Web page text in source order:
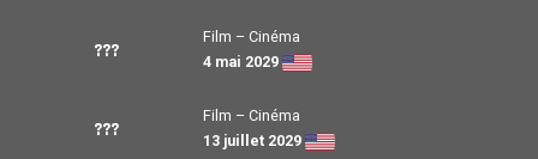
???
Film – Cinéma
4 mai 2029
???
Film – Cinéma
13 juillet 2029